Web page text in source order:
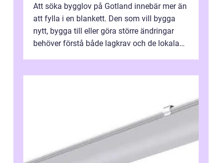
Att söka bygglov på Gotland innebär mer än
att fylla i en blankett. Den som vill bygga
nytt, bygga till eller göra större ändringar
behöver förstå både lagkrav och de lokala